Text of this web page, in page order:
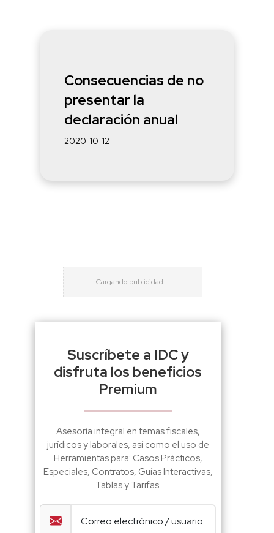
Consecuencias de no
presentar la
declaración anual
2020-10-12
Suscríbete a IDC y
disfruta los beneficios
Premium
Asesoría integral en temas fiscales,
jurídicos y laborales, así como el uso de
Herramientas para: Casos Prácticos,
Especiales, Contratos, Guías Interactivas,
Tablas y Tarifas.